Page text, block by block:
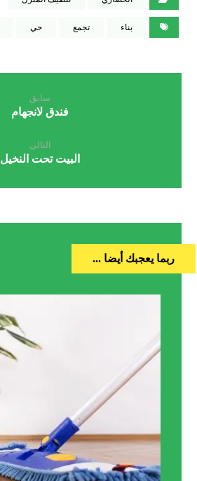
بناء تجمع حي
سابق
فندق لانجهام
التالي
البيت تحت النخيل
ربما يعجبك أيضا ...